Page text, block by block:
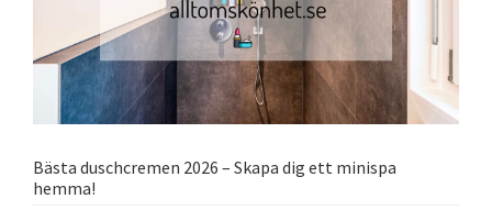
Bästa duschcremen 2026 – Skapa dig ett minispa
hemma!